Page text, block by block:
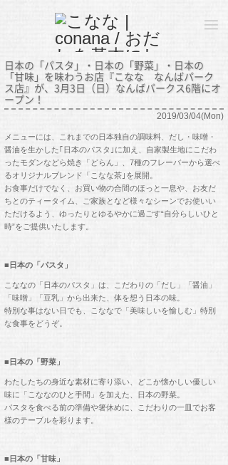
日本の「パスタ」・日本の「野菜」・日本の
「甘味」を味わうお店『こなな なんばパーク
ス店』が、3月3日（日）なんばパークス6階にオ
ープン！
2019/03/04(Mon)
メニューには、これまでの日本独自の調味料、だし・味噌・
醤油を生かした｢日本のパスタ｣に加え、自家製生地にこだわ
ったモダンなどら焼き「どらん」、7種のフレーバーから選べ
るオリジナルブレンド「こなな茶｣を展開。
お食事だけでなく、お買い物の合間のほっと一息や、お友だ
ちとのティータイム、ご家族となど様々なシーンでお使いい
ただけるよう、ゆったりとゆるやかに過ごす“自分らしいひと
時”をご提供いたします。
■日本の「パスタ」
こななの「日本のパスタ」は、こだわりの「だし」「醤油」
「味噌」「豆乳」から出来た、体を想う日本の味。
特別な事はない日でも、こななで「美味しいを愉しむ」特別
な食事をどうぞ。
■日本の「野菜」
わたしたちの身近な素材に寄り添い、どこか懐かしい優しい
味に「こななのひと手間」を加えた、日本の野菜。
パスタを食べる前の準備や箸休めに、こだわりの一皿でお客
様のテーブルを彩ります。
■日本の「甘味」